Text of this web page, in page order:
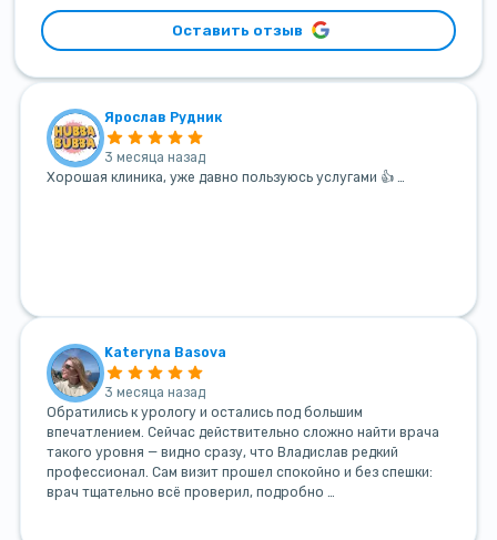
Оставить отзыв
Ярослав Рудник
3 месяца назад
Хорошая клиника, уже давно пользуюсь услугами 👍 …
Kateryna Basova
3 месяца назад
Обратились к урологу и остались под большим
впечатлением. Сейчас действительно сложно найти врача
такого уровня — видно сразу, что Владислав редкий
профессионал. Сам визит прошел спокойно и без спешки:
врач тщательно всё проверил, подробно …